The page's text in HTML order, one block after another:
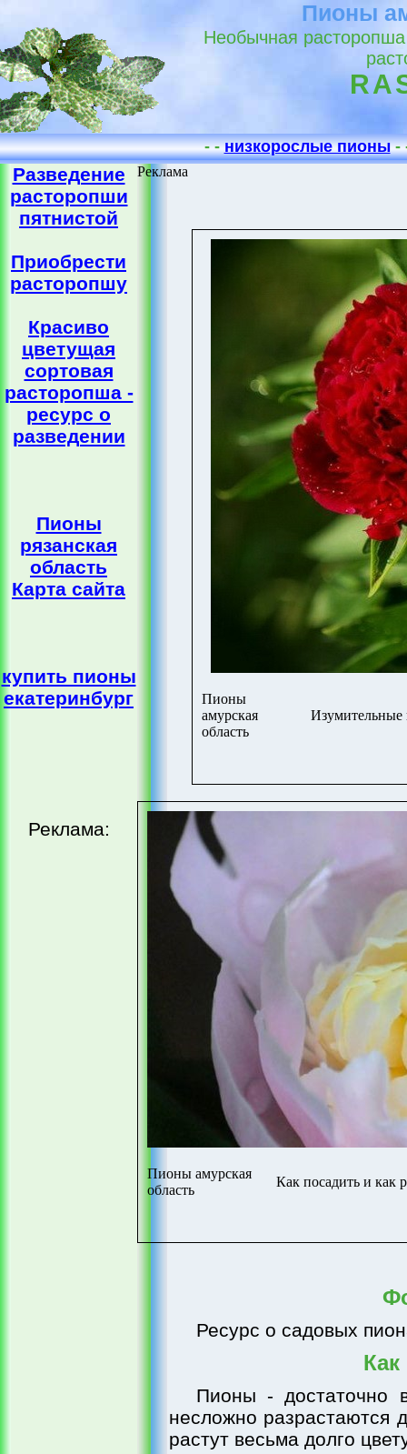
Пионы
Необычная
- -низкорослые пионы-
Разведение
расторопши
пятнистой
Приобрести
расторопшу
Красиво
цветущая
сортовая
расторопша -
ресурс о
разведении
Пионы
рязанская
область
Карта сайта
купить пионы
екатеринбург
Реклама:
Реклама
Пионы
амурская
область
Пионы амурская
область
Как посадить и как
Ресурс о садовых
Пионы - достаточно
несложно разрастаются
растут весьма долго